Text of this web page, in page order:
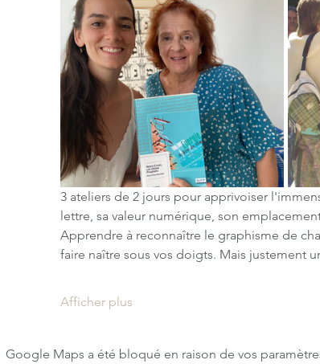
3 ateliers de 2 jours pour apprivoiser
lettre, sa valeur numérique, son
Apprendre à reconnaître le graphisme de
faire naître sous vos doigts. Mais justement
Afficher plus
Google Maps a été bloqué en raison de vos